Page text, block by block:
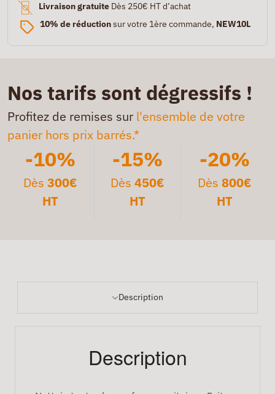
Livraison gratuite Dès 250€ HT d’achat
10% de réductionsur votre 1ère commande, NEW10L
Nos tarifs sont dégressifs !
Profitez de remises sur l'ensemble de votre
panier hors prix barrés.*
-10%
Dès300€
HT
-15%
Dès 450€
HT
-20%
Dès 800€
HT
Description
Description